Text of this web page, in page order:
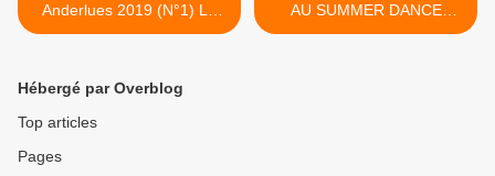
Anderlues 2019 (N°1) Le
1er spectacle de l'année
AU SUMMER DANCE
MONS 2020 ( 1e partie ) >
Hébergé par Overblog
Top articles
Pages